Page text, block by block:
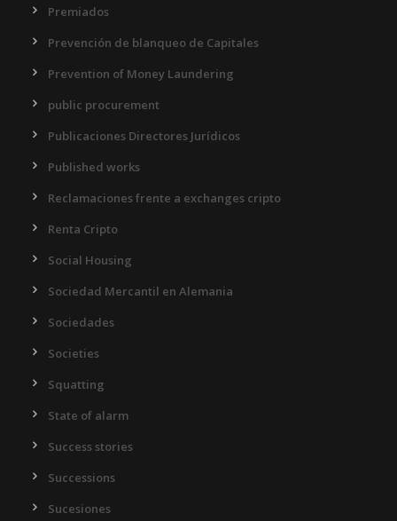
Premiados
Prevención de blanqueo de Capitales
Prevention of Money Laundering
public procurement
Publicaciones Directores Jurídicos
Published works
Reclamaciones frente a exchanges cripto
Renta Cripto
Social Housing
Sociedad Mercantil en Alemania
Sociedades
Societies
Squatting
State of alarm
Success stories
Successions
Sucesiones